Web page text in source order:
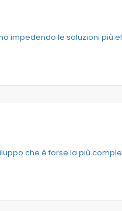
impedendo le soluzioni più
che è forse la più